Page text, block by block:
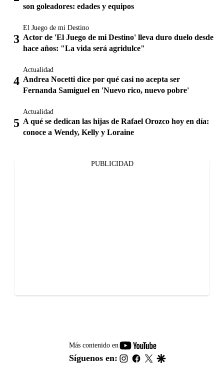
son goleadores: edades y equipos
El Juego de mi Destino
Actor de 'El Juego de mi Destino' lleva duro duelo desde
hace años: "La vida será agridulce"
Actualidad
Andrea Nocetti dice por qué casi no acepta ser
Fernanda Samiguel en 'Nuevo rico, nuevo pobre'
Actualidad
A qué se dedican las hijas de Rafael Orozco hoy en día:
conoce a Wendy, Kelly y Loraine
PUBLICIDAD
Más contenido en
youtube-
footer
Síguenos en: instagram
facebook
twitter